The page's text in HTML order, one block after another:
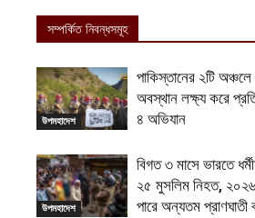
সম্পর্কিত নিবন্ধসমূহ
উপমহাদেশ
পাকিস্তানের ২টি অঞ্চলে
অবস্থান লক্ষ্য করে
৪ অভিযান
উপমহাদেশ
বিগত ৩ মাসে ভারতে
২৫ মুসলিম নিহত,
পারে অন্যতম প্রাণঘাতী